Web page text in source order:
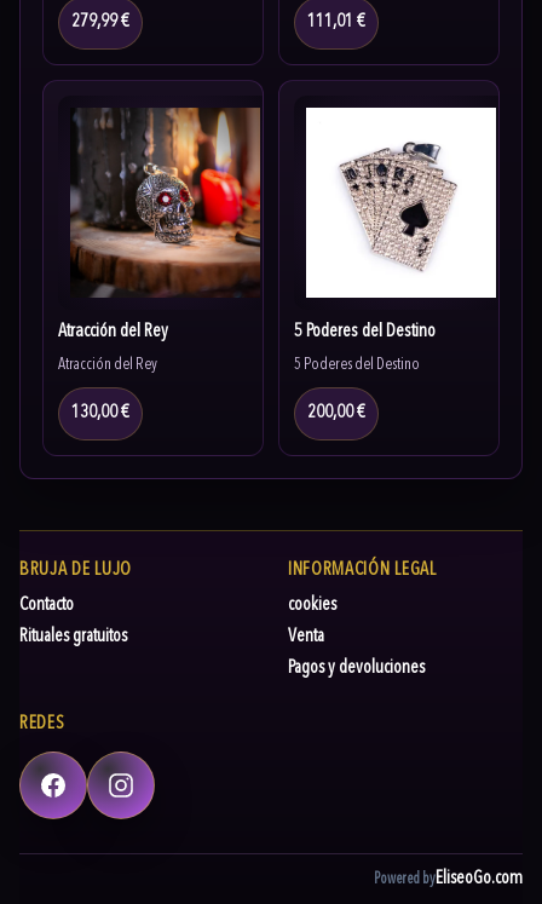
279,99 € 111,01 €
Atracción del Rey
Atracción del Rey
130,00 €
5 Poderes del Destino
5 Poderes del Destino
200,00 €
BRUJA DE LUJO
Contacto
Rituales gratuitos
INFORMACIÓN LEGAL
cookies
Venta
Pagos y devoluciones
REDES
Facebook Instagram
Powered byEliseoGo.com